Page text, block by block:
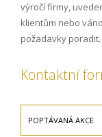
výročí firmy,
klientům nebo
požadavky poradit.
Kontaktní